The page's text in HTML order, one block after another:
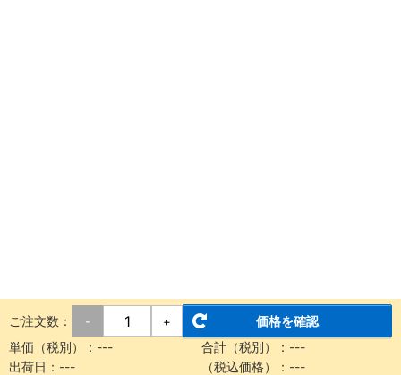
ご注文数： - +
価格を確認
単価（税別）： --- 合計（税別）： ---
出荷日： --- （税込価格）： ---